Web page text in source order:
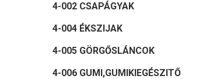
4-002 CSAPÁGYAK
4-004 ÉKSZIJAK
4-005 GÖRGŐSLÁNCOK
4-006 GUMI,GUMIKIEGÉSZITŐ